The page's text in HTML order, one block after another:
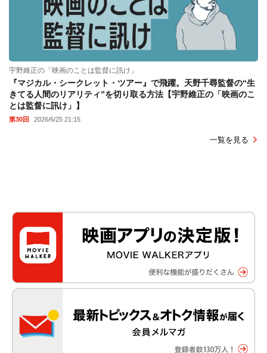
宇野維正の「映画のことは監督に訊け」
『マジカル・シークレット・ツアー』で飛躍。天野千尋監督の“生
きてる人間のリアリティ”を切り取る方法【宇野維正の「映画のこ
とは監督に訊け」】
第30回 2026/6/25 21:15
一覧を見る